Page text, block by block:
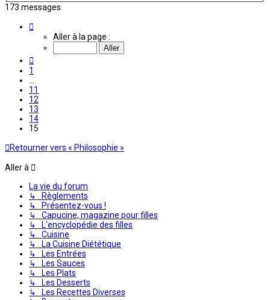
173 messages
15
Aller à la page :
1
11
12
13
14
15
Retourner vers « Philosophie »
Aller à
La vie du forum
↳ Règlements
↳ Présentez-vous !
↳ Capucine, magazine pour filles
↳ L'encyclopédie des filles
↳ Cuisine
↳ La Cuisine Diététique
↳ Les Entrées
↳ Les Sauces
↳ Les Plats
↳ Les Desserts
↳ Les Recettes Diverses